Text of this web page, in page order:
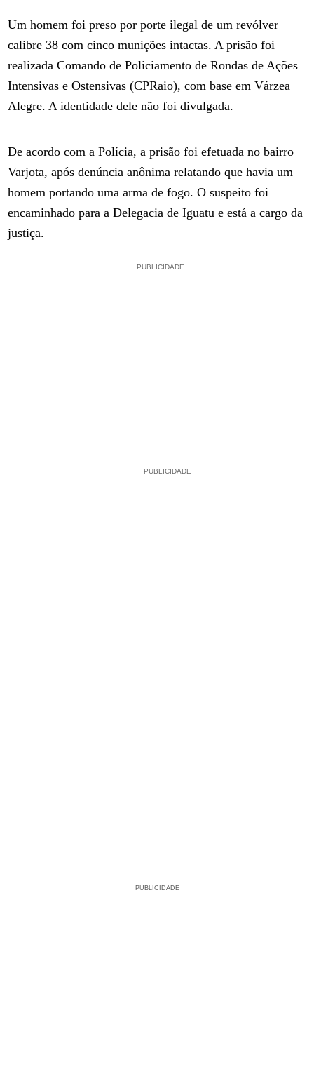
Um homem foi preso por porte ilegal de um revólver
calibre 38 com cinco munições intactas. A prisão foi
realizada Comando de Policiamento de Rondas de Ações
Intensivas e Ostensivas (CPRaio), com base em Várzea
Alegre. A identidade dele não foi divulgada.
De acordo com a Polícia, a prisão foi efetuada no bairro
Varjota, após denúncia anônima relatando que havia um
homem portando uma arma de fogo. O suspeito foi
encaminhado para a Delegacia de Iguatu e está a cargo da
justiça.
PUBLICIDADE
PUBLICIDADE
PUBLICIDADE